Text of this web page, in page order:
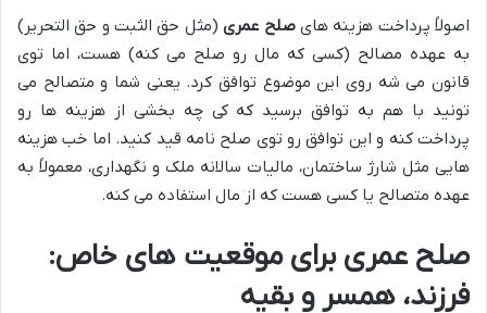
اصولاً پرداخت هزینه هایصلح عمری(مثل حق الثبت و حق التحریر)
به عهده مصالح (کسی که مال رو صلح می کنه) هست، اما توی
قانون می شه روی این موضوع توافق کرد. یعنی شما و متصالح می
تونید با هم به توافق برسید که کی چه بخشی از هزینه ها رو
پرداخت کنه و این توافق رو توی صلح نامه قید کنید. اما خب هزینه
هایی مثل شارژ ساختمان، مالیات سالانه ملک و نگهداری، معمولاً به
عهده متصالح یا کسی هست که از مال استفاده می کنه.
صلح عمری برای موقعیت های خاص:
فرزند، همسر و بقیه